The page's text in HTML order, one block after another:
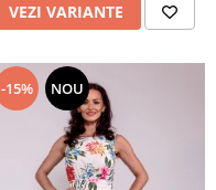
VEZI VARIANTE
-15% NOU